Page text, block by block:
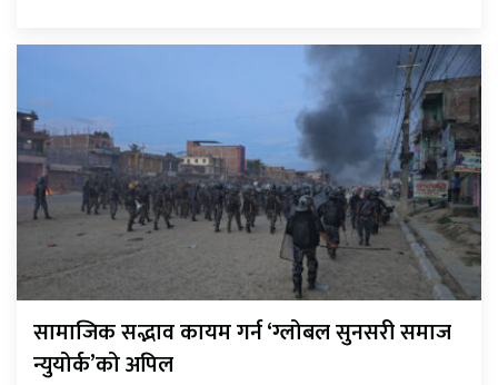
सामाजिक सद्भाव कायम गर्न ‘ग्लोबल सुनसरी समाज
न्युयोर्क’को अपिल